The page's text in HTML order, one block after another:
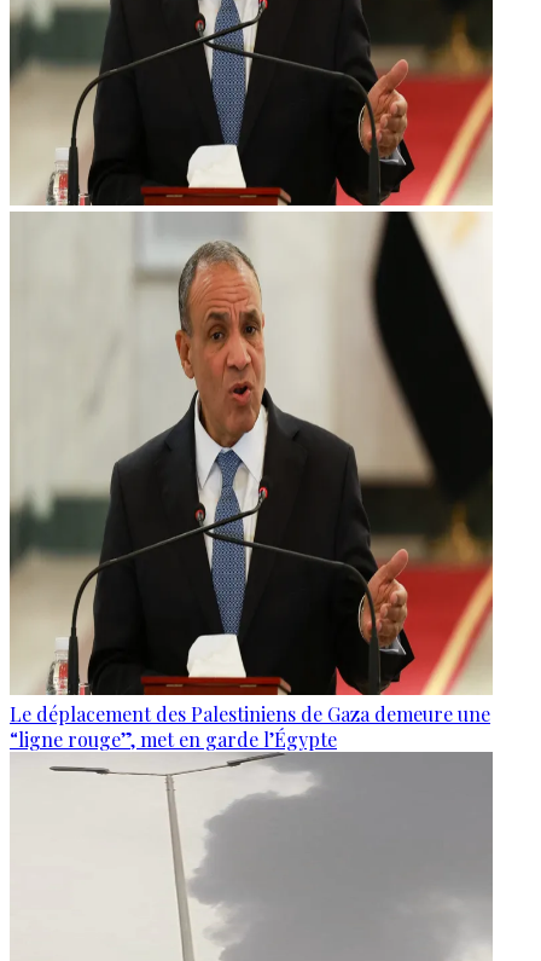
Le déplacement des Palestiniens de Gaza demeure une
“ligne rouge”, met en garde l’Égypte